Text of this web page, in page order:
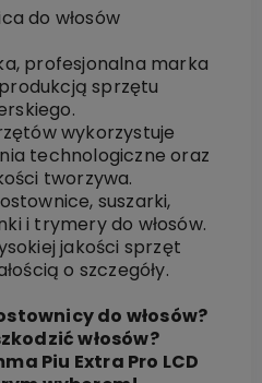
do włosów
profesjonalna marka
sprzętu
wykorzystuje
technologiczne oraz
tworzywa.
suszarki,
i trymery do włosów.
jakości sprzęt
o szczegóły.
do włosów?
włosów?
Piu Extra Pro LCD